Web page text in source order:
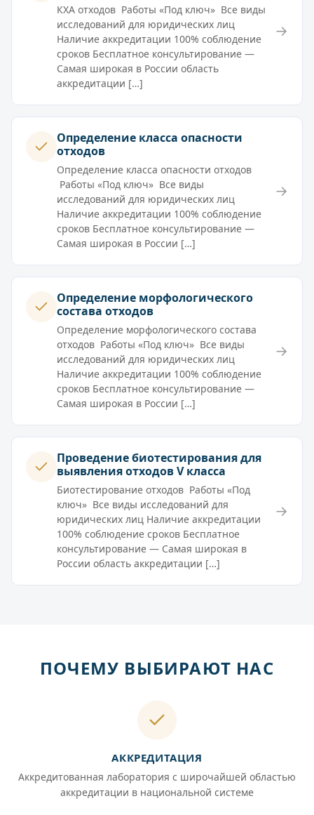
КХА отходов Работы «Под ключ» Все виды
исследований для юридических лиц
Наличие аккредитации 100% соблюдение
сроков Бесплатное консультирование —
Самая широкая в России область
аккредитации […]
→
Определение класса опасности
отходов
Определение класса опасности отходов
Работы «Под ключ» Все виды
исследований для юридических лиц
Наличие аккредитации 100% соблюдение
сроков Бесплатное консультирование —
Самая широкая в России […]
→
Определение морфологического
состава отходов
Определение морфологического состава
отходов Работы «Под ключ» Все виды
исследований для юридических лиц
Наличие аккредитации 100% соблюдение
сроков Бесплатное консультирование —
Самая широкая в России […]
→
Проведение биотестирования для
выявления отходов V класса
Биотестирование отходов Работы «Под
ключ» Все виды исследований для
юридических лиц Наличие аккредитации
100% соблюдение сроков Бесплатное
консультирование — Самая широкая в
России область аккредитации […]
→
ПОЧЕМУ ВЫБИРАЮТ НАС
АККРЕДИТАЦИЯ
Аккредитованная лаборатория с широчайшей областью
аккредитации в национальной системе